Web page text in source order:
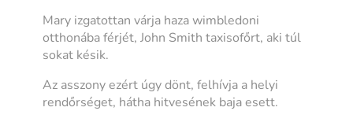
Mary izgatottan várja haza wimbledoni
otthonába férjét, John Smith taxisofőrt, aki túl
sokat késik.
Az asszony ezért úgy dönt, felhívja a helyi
rendőrséget, hátha hitvesének baja esett.